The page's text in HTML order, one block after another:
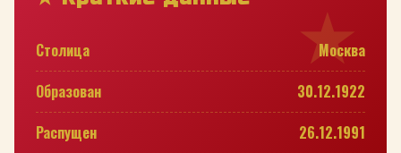
Столица
Москва
Образован
30.12.1922
Распущен
26.12.1991